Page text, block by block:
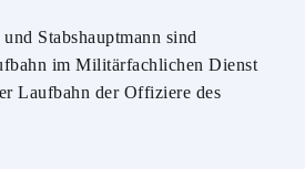
Stabshauptmann sind
im Militärfachlichen Dienst
Laufbahn der Offiziere des